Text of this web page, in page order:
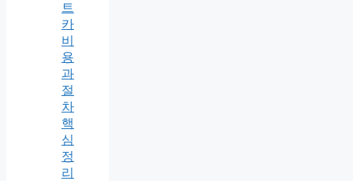
트
카
비
용
과
절
차
핵
심
정
리